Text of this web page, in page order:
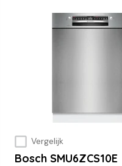
Vergelijk
Bosch SMU6ZCS10E